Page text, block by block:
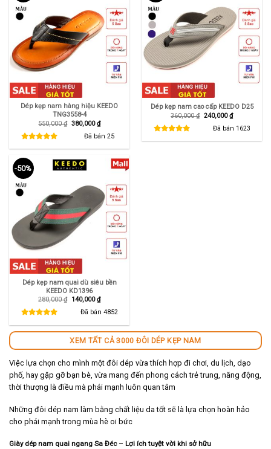
Dép kẹp nam hàng hiệu KEEDO
TNG3558-4
550,000₫ Giá
550,000 ₫.
380,000₫Giá
hiện
tại
là:
Đã bán 25
Dép kẹp nam cao cấp KEEDO D25
360,000₫ Giá
360,000 ₫.
240,000₫Giá
hiện
tại
là:
Đã bán 1623
-50%
Dép kẹp nam quai dù siêu bền
KEEDO KD1396
280,000₫ Giá
140,000₫Giá
hiện
tại
Đã bán 4852
XEM TẤT CẢ 3000 ĐÔI DÉP KẸP NAM
Việc lựa chọn cho mình một đôi dép vừa thích hợp đi chơi, du lịch, dạo
phố, hay gặp gỡ bạn bè, vừa mang đến phong cách trẻ trung, năng động,
thời thượng là điều mà phái mạnh luôn quan tâm
Những đôi dép nam làm bằng chất liệu da tốt sẽ là lựa chọn hoàn hảo
cho phái mạnh trong mùa hè oi bức
Giày dép nam quai ngang Sa Đéc – Lợi ích tuyệt vời khi sở hữu